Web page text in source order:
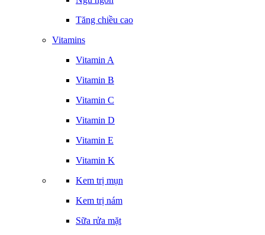
Tăng chiều cao
Vitamins
Vitamin A
Vitamin B
Vitamin C
Vitamin D
Vitamin E
Vitamin K
Kem trị mụn
Kem trị nám
Sữa rửa mặt